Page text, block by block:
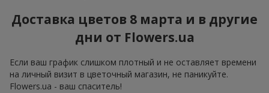
Доставка цветов 8 марта и в другие
дни от Flowers.ua
Если ваш график слишком плотный и не оставляет времени
на личный визит в цветочный магазин, не паникуйте.
Flowers.ua - ваш спаситель!